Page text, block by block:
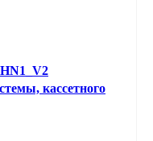
кассетного